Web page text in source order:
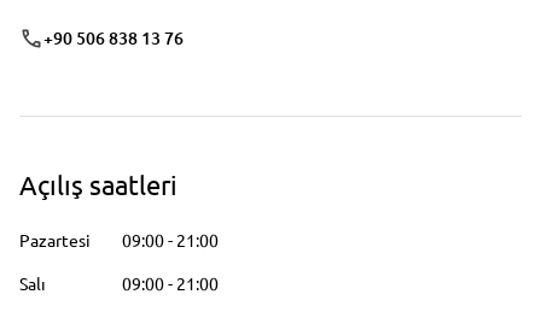
+90 506 838 13 76
Açılış saatleri
Pazartesi 09:00- 21:00
Salı
09:00- 21:00